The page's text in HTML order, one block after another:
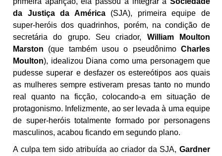
da Justiça da América (SJA), primeira equipe de
super-heróis dos quadrinhos, porém, na condição de
secretária do grupo. Seu criador, William Moulton
Marston (que também usou o pseudônimo Charles
Moulton), idealizou Diana como uma personagem que
pudesse superar e desfazer os estereótipos aos quais
as mulheres sempre estiveram presas tanto no mundo
real quanto na ficção, colocando-a em situação de
protagonismo. Infelizmente, ao ser levada à uma equipe
de super-heróis totalmente formado por personagens
masculinos, acabou ficando em segundo plano.
A culpa tem sido atribuída ao criador da SJA, Gardner